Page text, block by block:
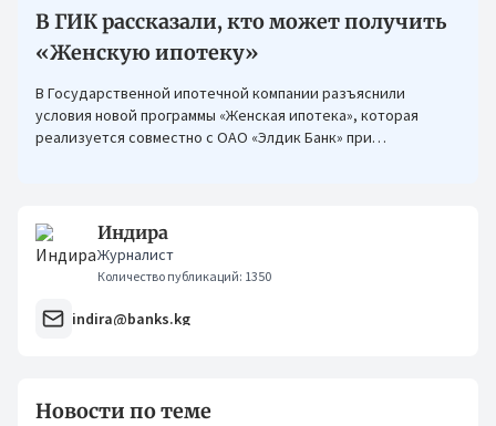
В ГИК рассказали, кто может получить
«Женскую ипотеку»
В Государственной ипотечной компании разъяснили
условия новой программы «Женская ипотека», которая
реализуется совместно с ОАО «Элдик Банк» при
Индира
Журналист
Количество публикаций: 1350
indira@banks.kg
Новости по теме